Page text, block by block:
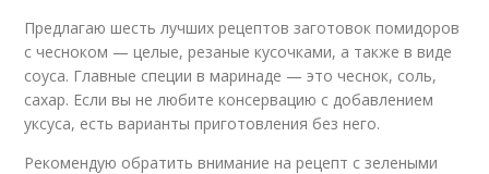
Предлагаю шесть лучших рецептов заготовок помидоров
с чесноком — целые, резаные кусочками, а также в виде
соуса. Главные специи в маринаде — это чеснок, соль,
сахар. Если вы не любите консервацию с добавлением
уксуса, есть варианты приготовления без него.
Рекомендую обратить внимание на рецепт с зелеными